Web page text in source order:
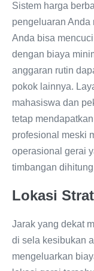
Sistem harga
pengeluaran Anda
Anda bisa
dengan biaya
anggaran rutin
pokok lainnya.
mahasiswa dan
tetap
profesional meski
operasional gerai
timbangan
Lokasi
Jarak yang dekat
di sela kesibukan
mengeluarkan